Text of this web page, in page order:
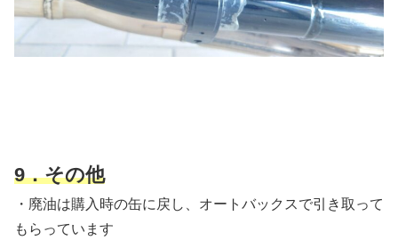
9．その他
・廃油は購入時の缶に戻し、オートバックスで引き取って
もらっています